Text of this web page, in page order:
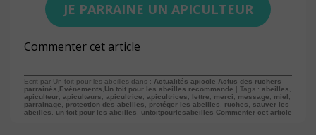
JE PARRAINE UN APICULTEUR
Commenter cet article
Ecrit par Un toit pour les abeilles dans : Actualités apicole,Actus des ruchers
parrainés, Evénements,Un toit pour les abeilles recommande | Tags : abeilles,
apiculteur, apiculteurs, apicultrice, apicultrices, lettre, merci, message, miel ,
parrainage, protection des abeilles, protéger les abeilles, ruches, sauver les
abeilles, un toit pour les abeilles, untoitpourlesabeilles Commenter cet article